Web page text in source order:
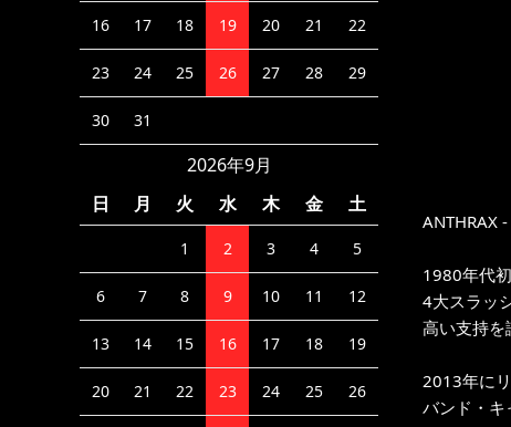
16 17 18 19 20 21 22
23 24 25 26 27 28 29
30 31
2026年9月
日
月 火 水 木 金 土
1 2 3 4 5
6 7 8 9 10 11 12
13 14 15 16 17 18 19
20 21 22 23 24 25 26
ANTHRAX
1980年代
4大スラッ
高い支持を
2013年に
バンド・